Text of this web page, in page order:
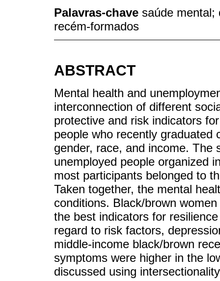
Palavras-chave saúde mental;
recém-formados
ABSTRACT
Mental health and
interconnection of different
protective and risk indicators
people who recently graduated
gender, race, and income. The
unemployed people organized
most participants belonged to
Taken together, the mental
conditions. Black/brown
the best indicators for
regard to risk factors,
middle-income black/brown
symptoms were higher in the
discussed using